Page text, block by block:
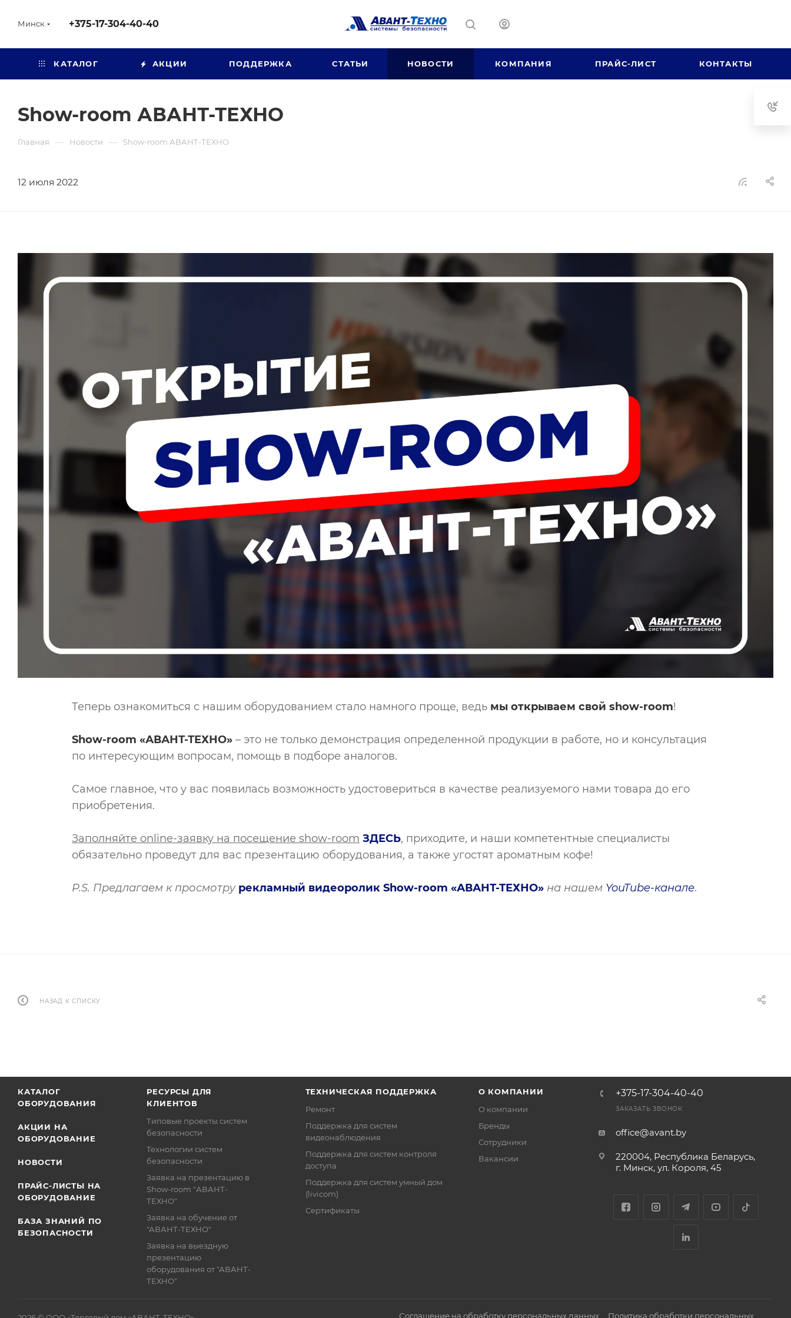
Минск +375-17-304-40-40
КАТАЛОГ АКЦИИ ПОДДЕРЖКА СТАТЬИ НОВОСТИ КОМПАНИЯ ПРАЙС-ЛИСТ КОНТАКТЫ
Show-room АВАНТ-ТЕХНО
Главная — Новости — Show-room АВАНТ-ТЕХНО
12 июля 2022
Теперь ознакомиться с нашим оборудованием стало намного проще, ведь мы открываем свой show-room!
Show-room «АВАНТ-ТЕХНО» – это не только демонстрация определенной продукции в работе, но и консультация
по интересующим вопросам, помощь в подборе аналогов.
Самое главное, что у вас появилась возможность удостовериться в качестве реализуемого нами товара до его
приобретения.
Заполняйте online-заявку на посещение show-room ЗДЕСЬ, приходите, и наши компетентные специалисты
обязательно проведут для вас презентацию оборудования, а также угостят ароматным кофе!
P.S. Предлагаем к просмотру рекламный видеоролик Show-room «АВАНТ-ТЕХНО» на нашем YouTube-канале.
НАЗАД К СПИСКУ
КАТАЛОГ
ОБОРУДОВАНИЯ
АКЦИИ НА
ОБОРУДОВАНИЕ
НОВОСТИ
ПРАЙС-ЛИСТЫ НА
ОБОРУДОВАНИЕ
БАЗА ЗНАНИЙ ПО
БЕЗОПАСНОСТИ
РЕСУРСЫ ДЛЯ
КЛИЕНТОВ
Типовые проекты систем
безопасности
Технологии систем
безопасности
Заявка на презентацию в
Show-room "АВАНТ-
ТЕХНО"
Заявка на обучение от
"АВАНТ-ТЕХНО"
Заявка на выездную
презентацию
оборудования от "АВАНТ-
ТЕХНО"
ТЕХНИЧЕСКАЯ ПОДДЕРЖКА
Ремонт
Поддержка для систем
видеонаблюдения
Поддержка для систем контроля
доступа
Поддержка для систем умный дом
(livicom)
Сертификаты
О КОМПАНИИ
О компании
Бренды
Сотрудники
Вакансии
+375-17-304-40-40
ЗАКАЗАТЬ ЗВОНОК
office@avant.by
220004, Республика Беларусь,
г. Минск, ул. Короля, 45
Соглашение на обработку персональных данных Политика обработки персональных